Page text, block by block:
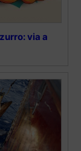
via a